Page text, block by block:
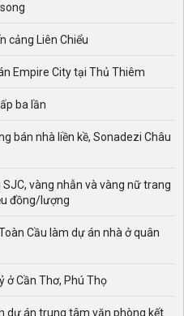
cảng Liên Chiểu
Empire City tại Thủ Thiêm
ba lần
bán nhà liền kề, Sonadezi Châu
vàng nhẫn và vàng nữ trang
đồng/lượng
Cầu làm dự án nhà ở quân
ở Cần Thơ, Phú Thọ
dự án trung tâm văn phòng kết